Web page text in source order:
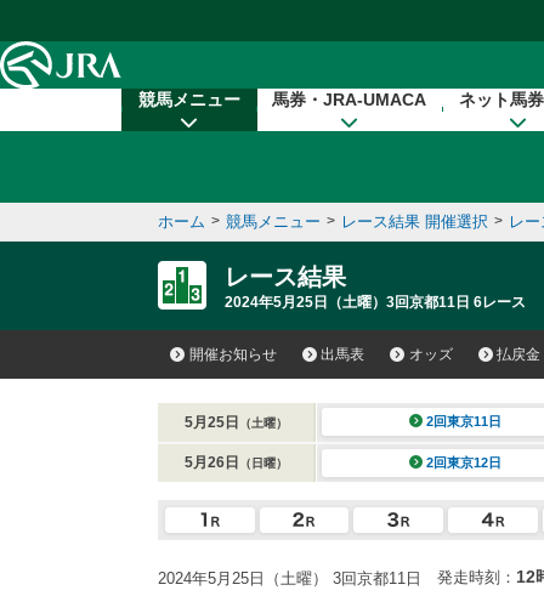
競馬メニュー 馬券・JRA-UMACA ネット馬
ホーム > 競馬メニュー > レース結果 開催選択 > レ
レース結果
2024年5月25日（土曜）3回京都11日 6レース
開催お知らせ 出馬表 オッズ 払戻金
5月25日 （土曜） 2回東京11日
5月26日 （日曜） 2回東京12日
2024年5月25日（土曜） 3回京都11日 発走時刻： 12